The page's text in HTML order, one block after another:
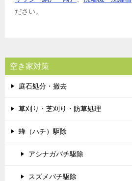
ださい。
空き家対策
庭石処分・撤去
草刈り・芝刈り・防草処理
蜂（ハチ）駆除
アシナガバチ駆除
スズメバチ駆除